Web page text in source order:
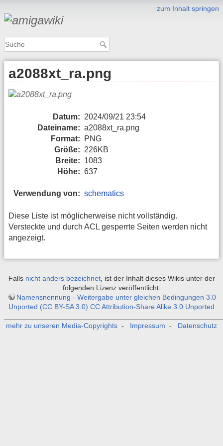
zum Inhalt springen
a2088xt_ra.png
Datum: 2024/09/21 23:54
Dateiname: a2088xt_ra.png
Format:
PNG
Größe: 226KB
Breite: 1083
Höhe: 637
Verwendung von: schematics
Diese Liste ist möglicherweise nicht vollständig.
Versteckte und durch ACL gesperrte Seiten werden nicht
angezeigt.
Falls nicht anders bezeichnet, ist der Inhalt dieses Wikis unter der
folgenden Lizenz veröffentlicht:
Namensnennung - Weitergabe unter gleichen Bedingungen 3.0
Unported (CC BY-SA 3.0) CC Attribution-Share Alike 3.0 Unported
mehr zu unseren Media-Copyrights - Impressum - Datenschutz